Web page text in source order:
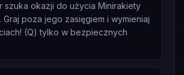
szuka okazji do użycia Minirakiety
poza jego zasięgiem i wymieniaj
(Q) tylko w bezpiecznych